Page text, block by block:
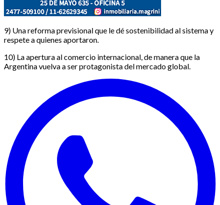
9) Una reforma previsional que le dé sostenibilidad al sistema y
respete a quienes aportaron.
10) La apertura al comercio internacional, de manera que la
Argentina vuelva a ser protagonista del mercado global.